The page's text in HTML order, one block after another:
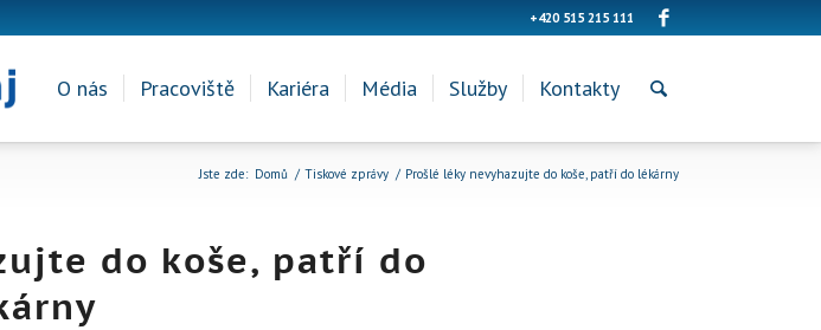
+420 515 215 111
O nás Pracoviště Kariéra Média Služby Kontakty
Jste zde: Domů / Tiskové zprávy / Prošlé léky nevyhazujte do koše, patří do lékárny
do koše, patří do